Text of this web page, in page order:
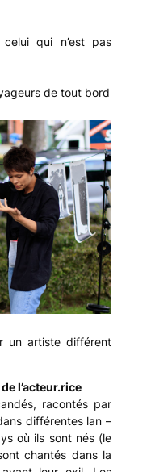
qui n’est pas
de tout bord
un artiste différent
l’acteur.rice
racontés par
différentes lan –
où ils sont nés (le
chantés dans la